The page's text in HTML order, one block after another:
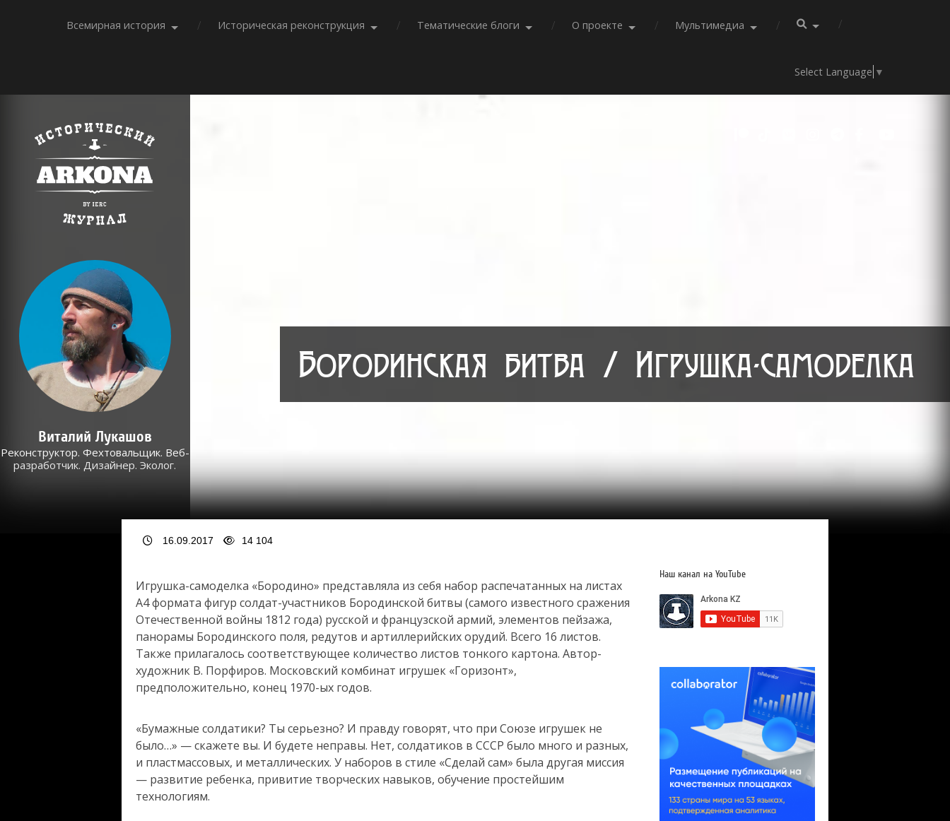
Всемирная история Историческая реконструкция Тематические блоги О проекте Мультимедиа
Select Language ▼
Виталий Лукашов
Реконструктор. Фехтовальщик. Веб-
разработчик. Дизайнер. Эколог.
Бородинская битва / Игрушка-самоделка
16.09.2017 14 104
Игрушка-самоделка «Бородино» представляла из себя набор распечатанных на листах
А4 формата фигур солдат-участников Бородинской битвы (самого известного сражения
Отечественной войны 1812 года) русской и французской армий, элементов пейзажа,
панорамы Бородинского поля, редутов и артиллерийских орудий. Всего 16 листов.
Также прилагалось соответствующее количество листов тонкого картона. Автор-
художник В. Порфиров. Московский комбинат игрушек «Горизонт»,
предположительно, конец 1970-ых годов.
«Бумажные солдатики? Ты серьезно? И правду говорят, что при Союзе игрушек не
было…» — скажете вы. И будете неправы. Нет, солдатиков в СССР было много и разных,
и пластмассовых, и металлических. У наборов в стиле «Сделай сам» была другая миссия
— развитие ребенка, привитие творческих навыков, обучение простейшим
технологиям.
Наш канал на YouTube